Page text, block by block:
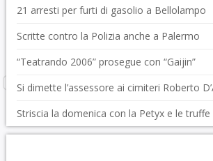
21 arresti per furti di gasolio a Bellolampo
Scritte contro la Polizia anche a Palermo
“Teatrando 2006” prosegue con “Gaijin”
Si dimette l’assessore ai cimiteri Roberto
Striscia la domenica con la Petyx e le truffe